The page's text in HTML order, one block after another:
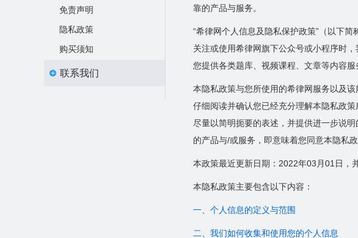
免责声明
隐私政策
购买须知
联系我们
靠的产品与服务。
“希律网个人信息及隐私保护政策”（以下
关注或使用希律网旗下公众号或小程序时
您提供各类题库、视频课程、文章等内容服
本隐私政策与您所使用的希律网服务以及
仔细阅读并确认您已经充分理解本隐私政
尽量以简明扼要的表述，并提供进一步说
的产品与/或服务，即意味着您同意本隐私
本政策最近更新日期：2022年03月01日，
本隐私政策主要包含以下内容：
一、个人信息的定义与范围
二、我们如何收集和使用您的个人信息